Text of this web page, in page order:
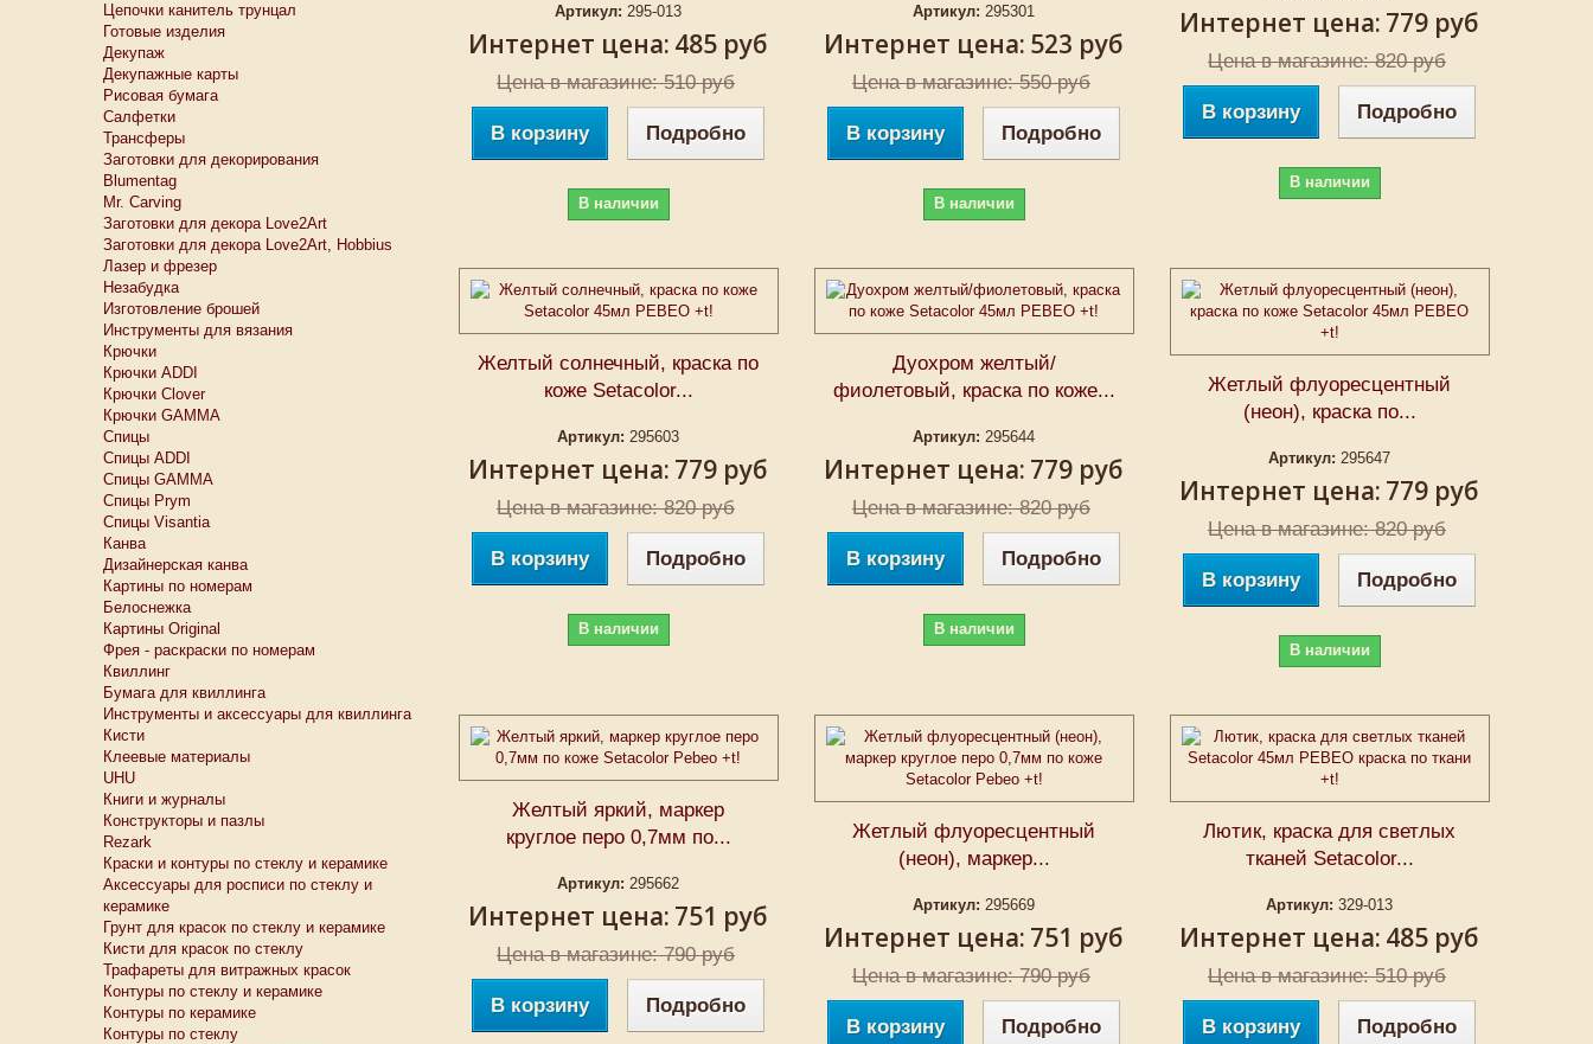
Цепочки канитель трунцал
Готовые изделия
Декупаж
Декупажные карты
Рисовая бумага
Салфетки
Трансферы
Заготовки для декорирования
Blumentag
Mr. Carving
Заготовки для декора Love2Art
Заготовки для декора Love2Art, Hobbius
Лазер и фрезер
Незабудка
Изготовление брошей
Инструменты для вязания
Крючки
Крючки ADDI
Крючки Clover
Крючки GAMMA
Спицы
Спицы ADDI
Спицы GAMMA
Спицы Prym
Спицы Visantia
Канва
Дизайнерская канва
Картины по номерам
Белоснежкa
Картины Original
Фрея - раскраски по номерам
Квиллинг
Бумага для квиллинга
Инструменты и аксессуары для квиллинга
Кисти
Клеевые материалы
UHU
Книги и журналы
Конструкторы и пазлы
Rezark
Краски и контуры по стеклу и керамике
Аксессуары для росписи по стеклу и
керамике
Грунт для красок по стеклу и керамике
Кисти для красок по стеклу
Трафареты для витражных красок
Контуры по стеклу и керамике
Контуры по керамике
Контуры по стеклу
Артикул: 295-013
Интернет цена: 485 руб
Цена в магазине: 510 руб
В корзину Подробно
В наличии
Артикул: 295301
Интернет цена: 523 руб
Цена в магазине: 550 руб
В корзину Подробно
В наличии
Интернет цена: 779 руб
Цена в магазине: 820 руб
В корзину Подробно
В наличии
Желтый солнечный, краска по
коже Setacolor...
Артикул: 295603
Интернет цена: 779 руб
Цена в магазине: 820 руб
В корзину Подробно
В наличии
Дуохром желтый/
фиолетовый, краска по коже...
Артикул: 295644
Интернет цена: 779 руб
Цена в магазине: 820 руб
В корзину Подробно
В наличии
Жетлый флуоресцентный
(неон), краска по...
Артикул: 295647
Интернет цена: 779 руб
Цена в магазине: 820 руб
В корзину Подробно
В наличии
Желтый яркий, маркер
круглое перо 0,7мм по...
Артикул: 295662
Интернет цена: 751 руб
Цена в магазине: 790 руб
В корзину Подробно
Жетлый флуоресцентный
(неон), маркер...
Артикул: 295669
Интернет цена: 751 руб
Цена в магазине: 790 руб
В корзину Подробно
Лютик, краска для светлых
тканей Setacolor...
Артикул: 329-013
Интернет цена: 485 руб
Цена в магазине: 510 руб
В корзину Подробно